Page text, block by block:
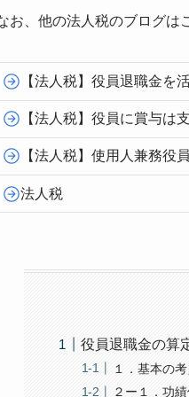
お、他の法人税のブログは
【法人税】役員退職金を
【法人税】役員に賞与は
【法人税】使用人兼務役
法人税
役員退職金の算
１．基本の
２ー１．功